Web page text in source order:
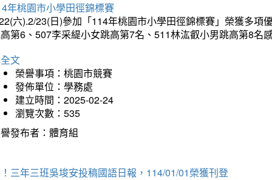
年桃園市小學田徑錦標賽
六).2/23(日)參加「114年桃園市小學田徑錦標賽」榮獲多
第6、507李采緹小女跳高第7名、511林汯叡小男跳高第8名
文
榮譽事項：桃園市競賽
發佈單位：學務處
建立時間：2025-02-24
瀏覽次數：535
發布者：體育組
三年三班吳埈安投稿國語日報，114/01/01榮獲刊登